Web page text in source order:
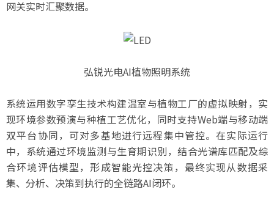
网关实时汇聚数据。
弘锐光电AI植物照明系统
系统运用数字孪生技术构建温室与植物工厂的虚拟映射，实
现环境参数预演与种植工艺优化，同时支持Web端与移动端
双平台协同，可对多基地进行远程集中管控。在实际运行
中，系统通过环境监测与生育期识别，结合光谱库匹配及综
合环境评估模型，形成智能光控决策，最终实现从数据采
集、分析、决策到执行的全链路AI闭环。